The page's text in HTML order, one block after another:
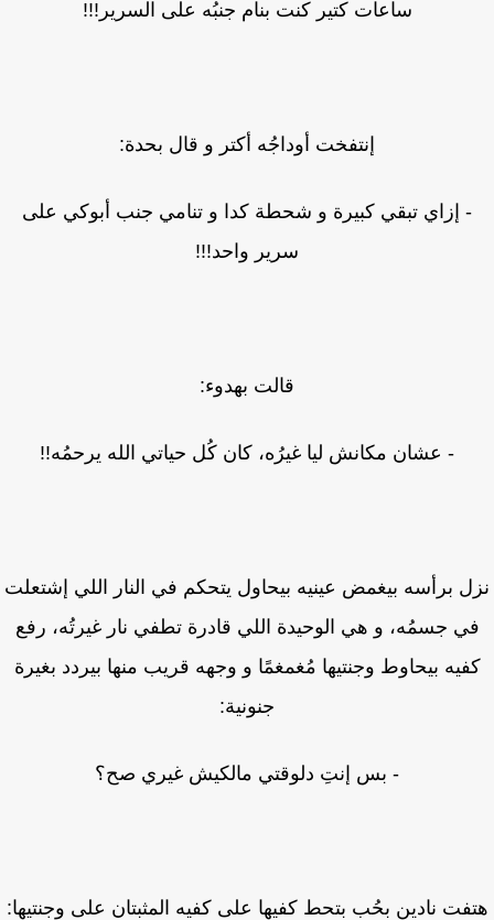
ساعات كتير كنت بنام جنبُه على السرير!!!
إنتفخت أوداجُه أكتر و قال بحدة:
- إزاي تبقي كبيرة و شحطة كدا و تنامي جنب أبوكي على
سرير واحد!!!
قالت بهدوء:
- عشان مكانش ليا غيرُه، كان كُل حياتي الله يرحمُه!!
برأسه بيغمض عينيه بيحاول يتحكم في النار اللي إشتعلت
جسمُه، و هي الوحيدة اللي قادرة تطفي نار غيرتُه، رفع
بيحاوط وجنتيها مُغمغمًا و وجهه قريب منها بيردد بغيرة
جنونية:
- بس إنتِ دلوقتي مالكيش غيري صح؟
نادين بحُب بتحط كفيها على كفيه المثبتان على وجنتيها: